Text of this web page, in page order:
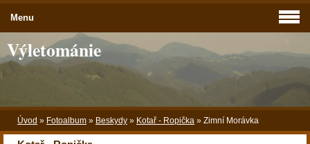
Výletománie
Úvod » Fotoalbum » Beskydy » Kotař - Ropička » Zimní Morávka
Menu